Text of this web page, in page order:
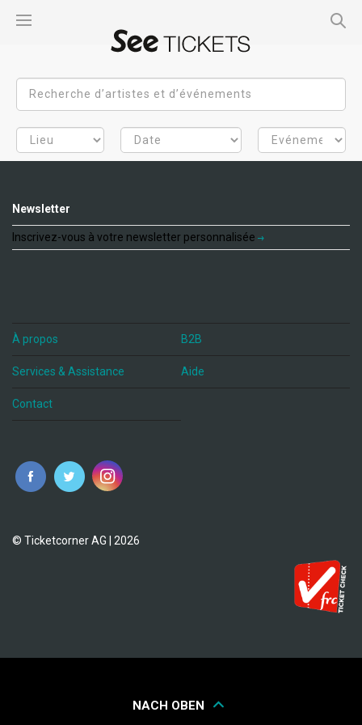
Newsletter
Inscrivez-vous à votre newsletter personnalisée
À propos B2B
Services & Assistance Aide
Contact
fr
© Ticketcorner AG | 2026
NACH OBEN